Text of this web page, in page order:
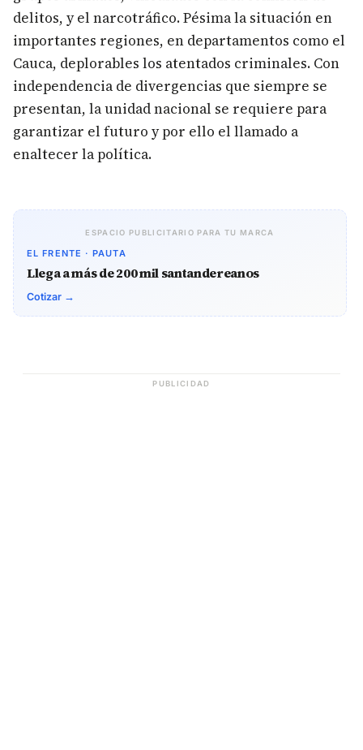
delitos, y el narcotráfico. Pésima la situación en
importantes regiones, en departamentos como el
Cauca, deplorables los atentados criminales. Con
independencia de divergencias que siempre se
presentan, la unidad nacional se requiere para
garantizar el futuro y por ello el llamado a
enaltecer la política.
ESPACIO PUBLICITARIO PARA TU MARCA
EL FRENTE · PAUTA
Llega a más de 200 mil santandereanos
Cotizar →
PUBLICIDAD